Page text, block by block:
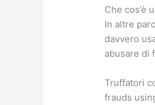
Che cos’è
In altre
davvero
abusare di
Truffatori
frauds